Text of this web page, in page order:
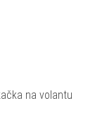
na volantu